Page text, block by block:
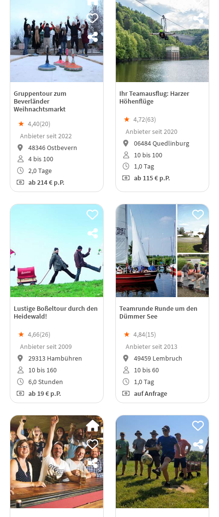
Gruppentour zum
Beverländer
Weihnachtsmarkt
★ 4,40(20)
Anbieter seit 2022
48346 Ostbevern
4 bis 100
2,0 Tage
ab214 € p.P.
Ihr Teamausflug: Harzer
Höhenflüge
★ 4,72(63)
Anbieter seit 2020
06484 Quedlinburg
10 bis 100
1,0 Tag
ab115 € p.P.
Lustige Boßeltour durch den
Heidewald!
★ 4,66(26)
Anbieter seit 2009
29313 Hambühren
10 bis 160
6,0 Stunden
ab19 € p.P.
Teamrunde Runde um den
Dümmer See
★ 4,84(15)
Anbieter seit 2013
49459 Lembruch
10 bis 60
1,0 Tag
auf Anfrage